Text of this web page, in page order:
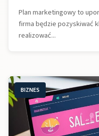
Plan marketingowy to
firma będzie pozyskiwać
realizować...
BIZNES